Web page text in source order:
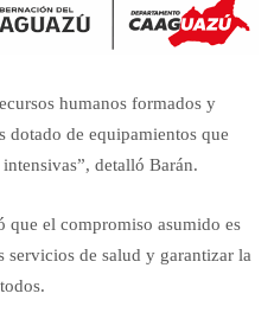
humanos formados y
dotado de equipamientos que
detalló Barán.
que el compromiso asumido es
servicios de salud y garantizar la